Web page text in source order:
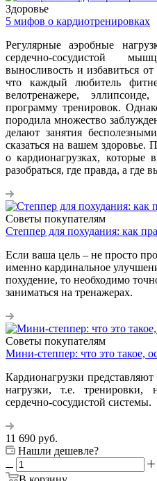
Здоровье
5 мифов о кардиотренировках
Регулярные аэробные
сердечно-сосудистой
выносливость и избавиться
что каждый любитель
велотренажере,
программу тренировок.
породила множество
делают занятия
сказаться на вашем здоровье.
о кардионагрузках,
разобраться, где правда, а где
Советы покупателям
Степпер для похудания: как
Если ваша цель – не просто
именно кардинальное
похудение, то необходимо
заниматься на тренажерах.
Советы покупателям
Мини-степпер: что это такое,
Кардионагрузки
нагрузки, т.е. тренировки,
сердечно-сосудистой системы.
11 690 руб.
Нашли дешевле?